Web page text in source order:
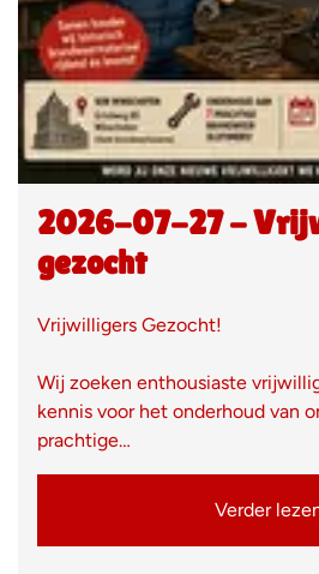
2026-07-27 -
gezocht
Vrijwilligers Gezocht!
Wij zoeken enthousiaste
kennis voor het onderhoud van
prachtige…
Verder